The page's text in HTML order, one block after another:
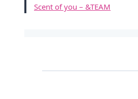
Scent of you – &TEAM